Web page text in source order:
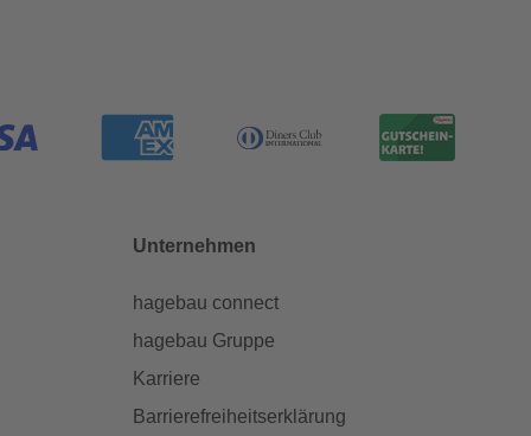
Unternehmen
hagebau connect
hagebau Gruppe
Karriere
Barrierefreiheitserklärung